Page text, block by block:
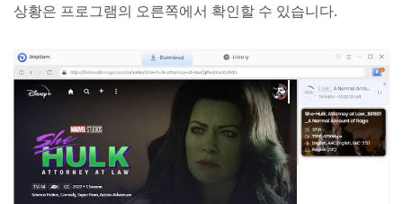
상황은 프로그램의 오른쪽에서 확인할 수 있습니다.